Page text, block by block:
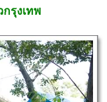
รุงเทพ